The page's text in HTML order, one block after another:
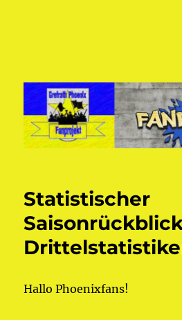
Statistischer
Hallo Phoenixfans!